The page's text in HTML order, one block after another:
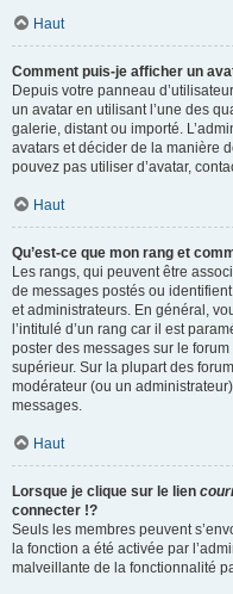
Haut
Comment puis-je afficher un
Depuis votre panneau
un avatar en utilisant l’une des
galerie, distant ou importé.
avatars et décider de la manière
pouvez pas utiliser d’avatar,
Haut
Qu’est-ce que mon rang et
Les rangs, qui peuvent être
de messages postés ou
et administrateurs. En général,
l’intitulé d’un rang car il est
poster des messages sur le
supérieur. Sur la plupart des
modérateur (ou un
messages.
Haut
Lorsque je clique sur le lien
connecter !?
Seuls les membres peuvent
la fonction a été activée par
malveillante de la fonctionnalité